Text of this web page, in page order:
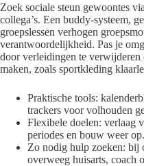
Zoek sociale steun gewoontes
collega’s. Een buddy-systeem,
groepslessen verhogen
verantwoordelijkheid. Pas je
door verleidingen te verwijderen
maken, zoals sportkleding
Praktische tools:
trackers voor volhouden
Flexibele doelen: verlaag
periodes en bouw weer op.
Zo nodig hulp zoeken: bij
overweeg huisarts, coach